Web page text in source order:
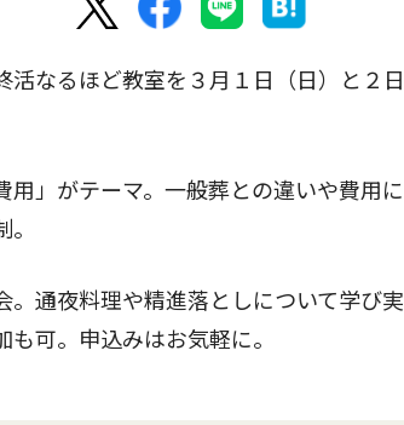
なるほど教室を３月１日（日）と２
」がテーマ。一般葬との違いや費用
通夜料理や精進落としについて学び
可。申込みはお気軽に。